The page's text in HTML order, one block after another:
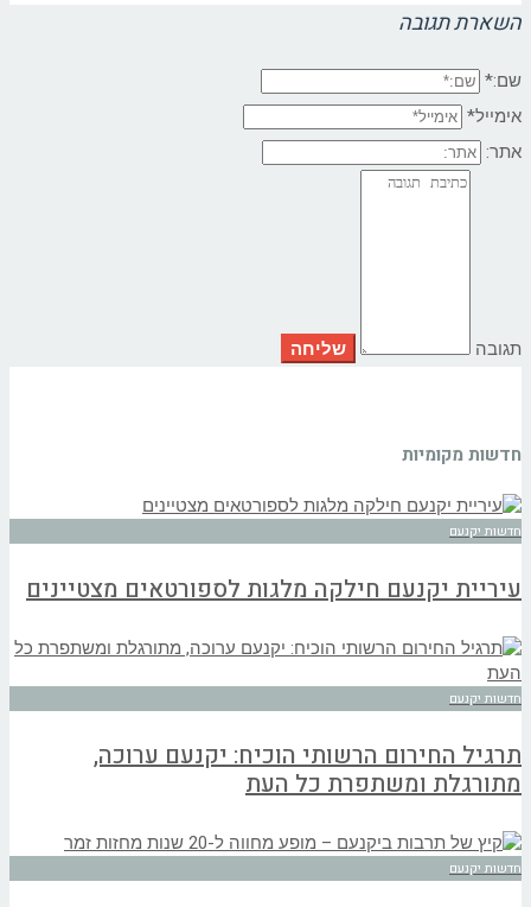
השארת תגובה
שם:*
אימייל*
אתר:
תגובה
חדשות מקומיות
חדשות יקנעם
עיריית יקנעם חילקה מלגות לספורטאים מצטיינים
חדשות יקנעם
תרגיל החירום הרשותי הוכיח: יקנעם ערוכה,
מתורגלת ומשתפרת כל העת
חדשות יקנעם